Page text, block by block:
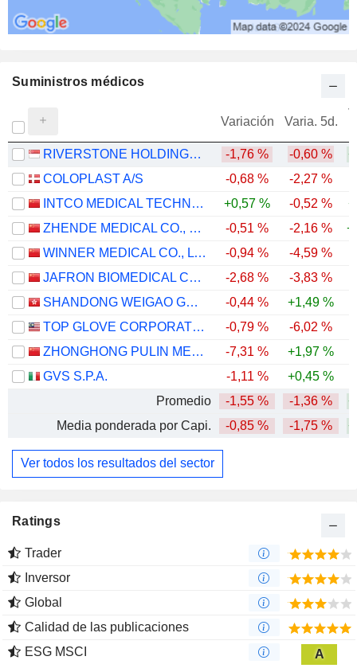
Suministros médicos
Variación Varia. 5d.
RIVERSTONE HOLDINGS LIMITED -1,76 % -0,60 %
COLOPLAST A/S
-0,68 % -2,27 %
INTCO MEDICAL TECHNOLOGY CO., LTD.
+0,57 % -0,52 %
ZHENDE MEDICAL CO., LTD.
-0,51 % -2,16 %
WINNER MEDICAL CO., LTD.
-0,94 % -4,59 %
JAFRON BIOMEDICAL CO.,LTD.
-2,68 % -3,83 %
SHANDONG WEIGAO GROUP MEDICAL POLYMER COMPANY LIMITED
-0,44 % +1,49 %
TOP GLOVE CORPORATION BHD.
-0,79 % -6,02 %
ZHONGHONG PULIN MEDICAL PRODUCTS CO., LTD.
-7,31 % +1,97 %
GVS S.P.A.
-1,11 % +0,45 %
Promedio
-1,55 % -1,36 %
Media ponderada por Capi.
-0,85 % -1,75 %
Ver todos los resultados del sector
Ratings
Trader
Inversor
Global
Calidad de las publicaciones
ESG MSCI
A